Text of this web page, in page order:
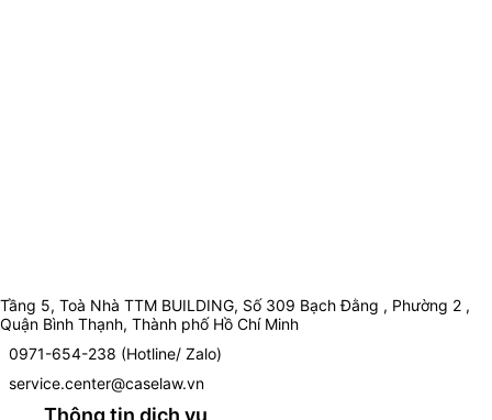
Tầng 5, Toà Nhà TTM BUILDING, Số 309 Bạch Đằng , Phường 2 ,
Quận Bình Thạnh, Thành phố Hồ Chí Minh
0971-654-238 (Hotline/ Zalo)
service.center@caselaw.vn
Thông tin dịch vụ